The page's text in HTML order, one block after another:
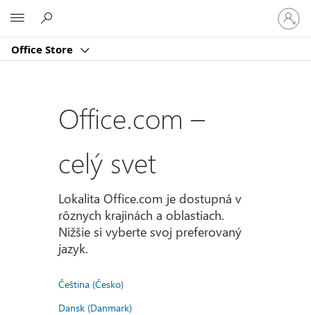
Office Store
sa
k
kontu
Office.com –
celý svet
Lokalita Office.com je dostupná v
rôznych krajinách a oblastiach.
Nižšie si vyberte svoj preferovaný
jazyk.
Čeština (Česko)
Dansk (Danmark)